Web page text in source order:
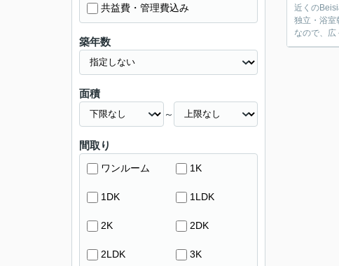
近くの
独立・浴室
なので、
共益費・管理費込み
築年数
面積
～
間取り
ワンルーム 1K
1DK 1LDK
2K 2DK
2LDK 3K